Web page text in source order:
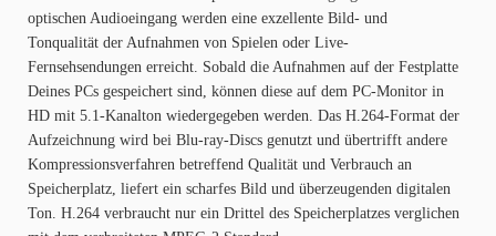
optischen Audioeingang werden eine exzellente Bild- und
Tonqualität der Aufnahmen von Spielen oder Live-
Fernsehsendungen erreicht. Sobald die Aufnahmen auf der Festplatte
Deines PCs gespeichert sind, können diese auf dem PC-Monitor in
HD mit 5.1-Kanalton wiedergegeben werden. Das H.264-Format der
Aufzeichnung wird bei Blu-ray-Discs genutzt und übertrifft andere
Kompressionsverfahren betreffend Qualität und Verbrauch an
Speicherplatz, liefert ein scharfes Bild und überzeugenden digitalen
Ton. H.264 verbraucht nur ein Drittel des Speicherplatzes verglichen